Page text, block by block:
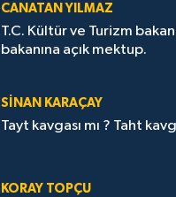
CANATAN YILMAZ
T.C. Kültür ve Turizm
bakanına açık mektup.
SİNAN KARAÇAY
Tayt kavgası mı ? Taht
KORAY TOPÇU